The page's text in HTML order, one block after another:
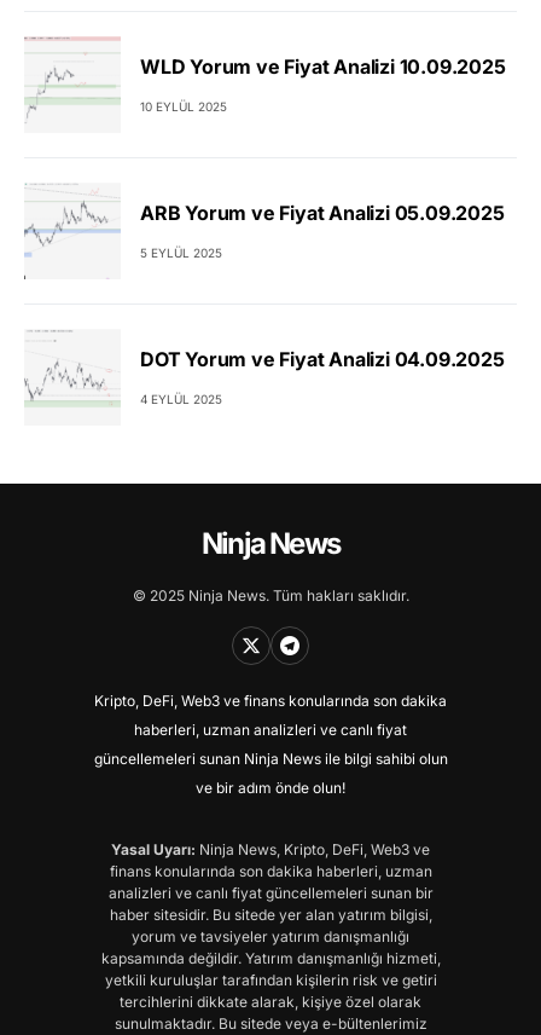
WLD Yorum ve Fiyat Analizi 10.09.2025
10 EYLÜL 2025
ARB Yorum ve Fiyat Analizi 05.09.2025
5 EYLÜL 2025
DOT Yorum ve Fiyat Analizi 04.09.2025
4 EYLÜL 2025
Ninja News
© 2025 Ninja News. Tüm hakları saklıdır.
Kripto, DeFi, Web3 ve finans konularında son dakika
haberleri, uzman analizleri ve canlı fiyat
güncellemeleri sunan Ninja News ile bilgi sahibi olun
ve bir adım önde olun!
Yasal Uyarı: Ninja News, Kripto, DeFi, Web3 ve
finans konularında son dakika haberleri, uzman
analizleri ve canlı fiyat güncellemeleri sunan bir
haber sitesidir. Bu sitede yer alan yatırım bilgisi,
yorum ve tavsiyeler yatırım danışmanlığı
kapsamında değildir. Yatırım danışmanlığı hizmeti,
yetkili kuruluşlar tarafından kişilerin risk ve getiri
tercihlerini dikkate alarak, kişiye özel olarak
sunulmaktadır. Bu sitede veya e-bültenlerimiz